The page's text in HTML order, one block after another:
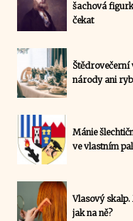
šachová
čekat
Štědrovečerní
národy ani
Mánie
ve vlastním
Vlasový
jak na ně?